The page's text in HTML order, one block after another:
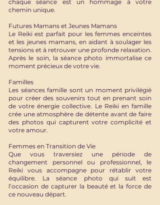
chaque séance est un hommage à votre
chemin unique.
Futures Mamans et Jeunes Mamans
Le Reiki est parfait pour les femmes enceintes
et les jeunes mamans, en aidant à soulager les
tensions et à retrouver une profonde relaxation.
Après le soin, la séance photo immortalise ce
moment précieux de votre vie.
Familles
Les séances famille sont un moment privilégié
pour créer des souvenirs tout en prenant soin
de votre énergie collective. Le Reiki en famille
crée une atmosphère de détente avant de faire
des photos qui capturent votre complicité et
votre amour.
Femmes en Transition de Vie
Que vous traversiez une période de
changement personnel ou professionnel, le
Reiki vous accompagne pour rétablir votre
équilibre. La séance photo qui suit est
l’occasion de capturer la beauté et la force de
ce nouveau départ.